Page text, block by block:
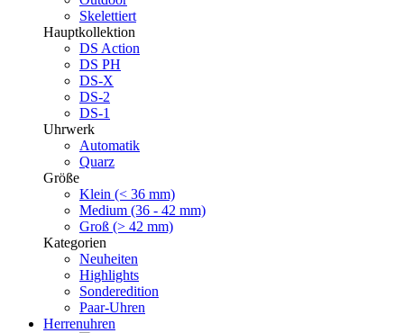
Skelettiert
Hauptkollektion
DS Action
DS PH
DS-X
DS-2
DS-1
Uhrwerk
Automatik
Quarz
Größe
Klein (< 36 mm)
Medium (36 - 42 mm)
Groß (> 42 mm)
Kategorien
Neuheiten
Highlights
Sonderedition
Paar-Uhren
Herrenuhren